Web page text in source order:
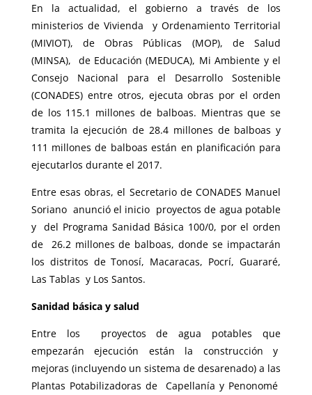
En la actualidad, el gobierno a través de los
ministerios de Vivienda y Ordenamiento Territorial
(MIVIOT), de Obras Públicas (MOP), de Salud
(MINSA), de Educación (MEDUCA), Mi Ambiente y el
Consejo Nacional para el Desarrollo Sostenible
(CONADES) entre otros, ejecuta obras por el orden
de los 115.1 millones de balboas. Mientras que se
tramita la ejecución de 28.4 millones de balboas y
111 millones de balboas están en planificación para
ejecutarlos durante el 2017.
Entre esas obras, el Secretario de CONADES Manuel
Soriano anunció el inicio proyectos de agua potable
y del Programa Sanidad Básica 100/0, por el orden
de 26.2 millones de balboas, donde se impactarán
los distritos de Tonosí, Macaracas, Pocrí, Guararé,
Las Tablas y Los Santos.
Sanidad básica y salud
Entre los proyectos de agua potables que
empezarán ejecución están la construcción y
mejoras (incluyendo un sistema de desarenado) a las
Plantas Potabilizadoras de Capellanía y Penonomé